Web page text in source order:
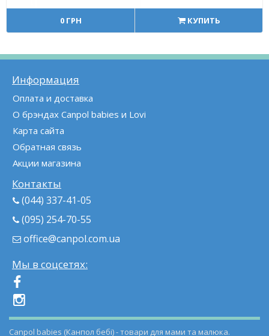
0 ГРН КУПИТЬ
Информация
Оплата и доставка
О брэндах Canpol babies и Lovi
Карта сайта
Обратная связь
Акции магазина
Контакты
(044) 337-41-05
(095) 254-70-55
office@canpol.com.ua
Мы в соцсетях:
Canpol babies (Канпол бебі) - товари для мами та малюка.